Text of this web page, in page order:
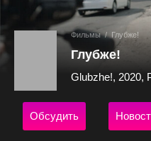
Фильмы / Глубже!
Глубже!
Glubzhe!, 2020,
Обсудить